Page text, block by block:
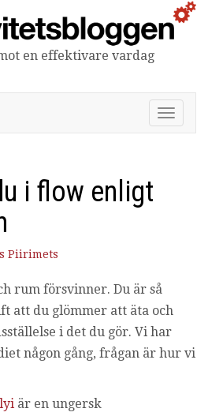
en effektivare vardag
V
i
i
e
r
i flow enligt
Piirimets
rum försvinner. Du är så
att du glömmer att äta och
i det du gör. Vi har
någon gång, frågan är hur vi
är en ungersk